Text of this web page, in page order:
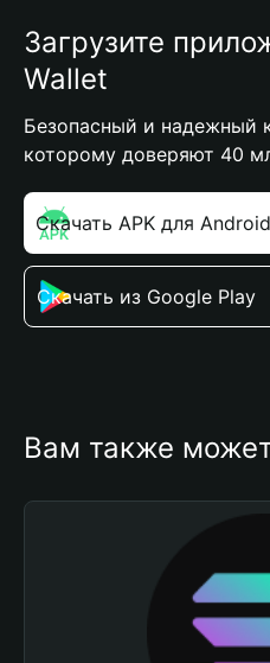
Загрузите
Wallet
Безопасный и надежный
которому доверяют 40
Скачать APK для Android
Скачать из Google Play
Вам также